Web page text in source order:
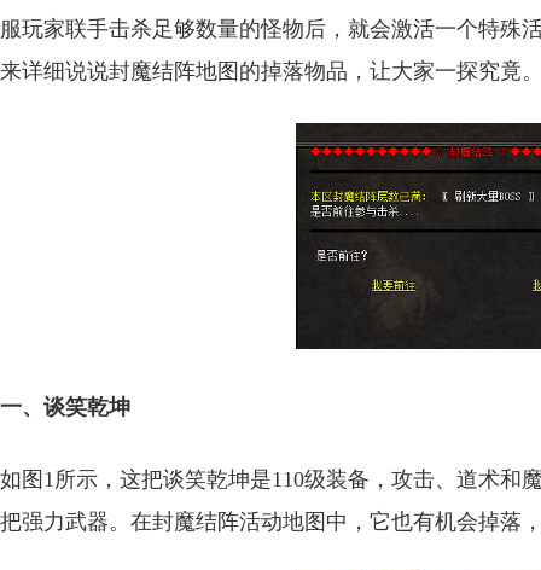
服玩家联手击杀足够数量的怪物后，就会激活一个特殊
来详细说说封魔结阵地图的掉落物品，让大家一探究竟
一、谈笑乾坤
如图1所示，这把谈笑乾坤是110级装备，攻击、道术和
把强力武器。在封魔结阵活动地图中，它也有机会掉落